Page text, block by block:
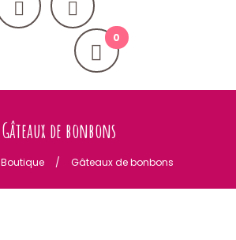
Gâteaux de bonbons
Boutique Gâteaux de bonbons